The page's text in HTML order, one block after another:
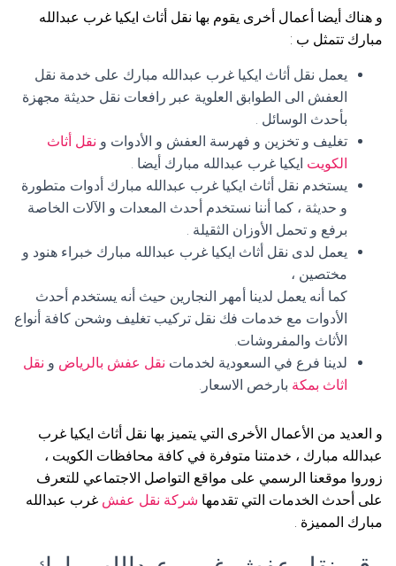
و هناك أيضا أعمال أخرى يقوم بها نقل أثاث ايكيا غرب عبدالله
مبارك تتمثل ب :
يعمل نقل أثاث ايكيا غرب عبدالله مبارك على خدمة نقل
العفش الى الطوابق العلوية عبر رافعات نقل حديثة مجهزة
بأحدث الوسائل .
تغليف و تخزين و فهرسة العفش و الأدوات و نقل أثاث
الكويت ايكيا غرب عبدالله مبارك أيضا .
يستخدم نقل أثاث ايكيا غرب عبدالله مبارك أدوات متطورة
و حديثة ، كما أننا نستخدم أحدث المعدات و الآلات الخاصة
برفع و تحمل الأوزان الثقيلة .
يعمل لدى نقل أثاث ايكيا غرب عبدالله مبارك خبراء هنود و
مختصين ،
كما أنه يعمل لدينا أمهر النجارين حيث أنه يستخدم أحدث
الأدوات مع خدمات فك نقل تركيب تغليف وشحن كافة أنواع
الأثاث والمفروشات.
لدينا فرع في السعودية لخدمات نقل عفش بالرياض و نقل
اثاث بمكة بارخص الاسعار.
و العديد من الأعمال الأخرى التي يتميز بها نقل أثاث ايكيا غرب
عبدالله مبارك ، خدمتنا متوفرة في كافة محافظات الكويت ،
زوروا موقعنا الرسمي على مواقع التواصل الاجتماعي للتعرف
على أحدث الخدمات التي تقدمها شركة نقل عفش غرب عبدالله
مبارك المميزة .